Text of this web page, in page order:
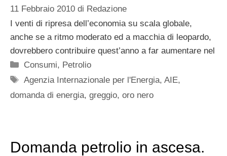
11 Febbraio 2010 di Redazione
I venti di ripresa dell’economia su scala globale,
anche se a ritmo moderato ed a macchia di leopardo,
dovrebbero contribuire quest’anno a far aumentare nel
Categorie
Consumi, Petrolio
Tag
Agenzia Internazionale per l'Energia,AIE,
domanda di energia, greggio, oro nero
Domanda petrolio in ascesa.